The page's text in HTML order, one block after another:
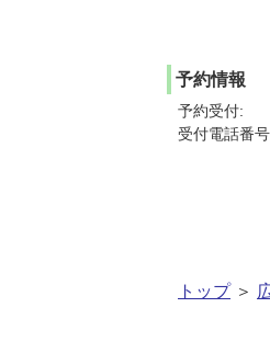
予約情報
予約受付:
受付電話番号
トップ＞